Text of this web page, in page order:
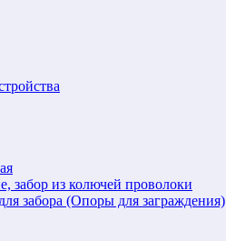
забор из колючей проволоки
забора (Опоры для заграждения)